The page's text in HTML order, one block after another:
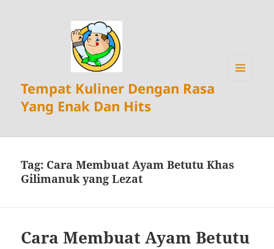
Tempat Kuliner Dengan Rasa
Yang Enak Dan Hits
Tag: Cara Membuat Ayam Betutu Khas
Gilimanuk yang Lezat
Cara Membuat Ayam Betutu